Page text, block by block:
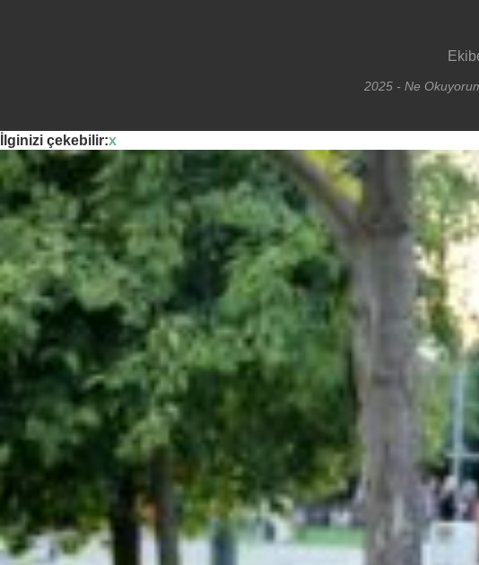
2025 - Ne
İlginizi çekebilir:x